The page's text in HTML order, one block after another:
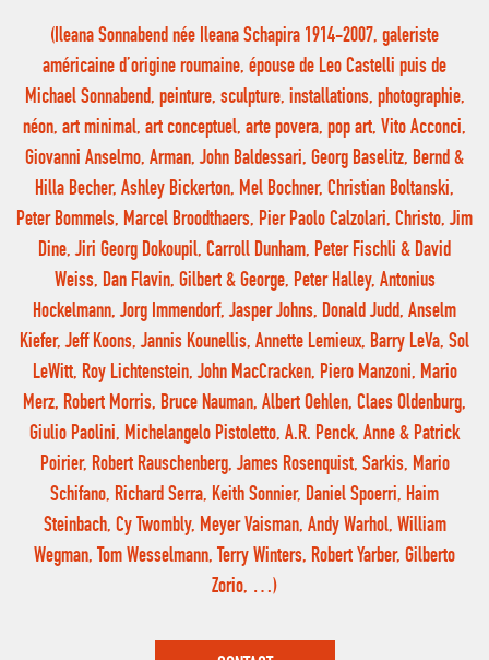
(Ileana Sonnabend née Ileana Schapira 1914-2007, galeriste
américaine d’origine roumaine, épouse de Leo Castelli puis de
Michael Sonnabend, peinture, sculpture, installations, photographie,
néon, art minimal, art conceptuel, arte povera, pop art, Vito Acconci,
Giovanni Anselmo, Arman, John Baldessari, Georg Baselitz, Bernd &
Hilla Becher, Ashley Bickerton, Mel Bochner, Christian Boltanski,
Peter Bommels, Marcel Broodthaers, Pier Paolo Calzolari, Christo, Jim
Dine, Jiri Georg Dokoupil, Carroll Dunham, Peter Fischli & David
Weiss, Dan Flavin, Gilbert & George, Peter Halley, Antonius
Hockelmann, Jorg Immendorf, Jasper Johns, Donald Judd, Anselm
Kiefer, Jeff Koons, Jannis Kounellis, Annette Lemieux, Barry LeVa, Sol
LeWitt, Roy Lichtenstein, John MacCracken, Piero Manzoni, Mario
Merz, Robert Morris, Bruce Nauman, Albert Oehlen, Claes Oldenburg,
Giulio Paolini, Michelangelo Pistoletto, A.R. Penck, Anne & Patrick
Poirier, Robert Rauschenberg, James Rosenquist, Sarkis, Mario
Schifano, Richard Serra, Keith Sonnier, Daniel Spoerri, Haim
Steinbach, Cy Twombly, Meyer Vaisman, Andy Warhol, William
Wegman, Tom Wesselmann, Terry Winters, Robert Yarber, Gilberto
Zorio, …)